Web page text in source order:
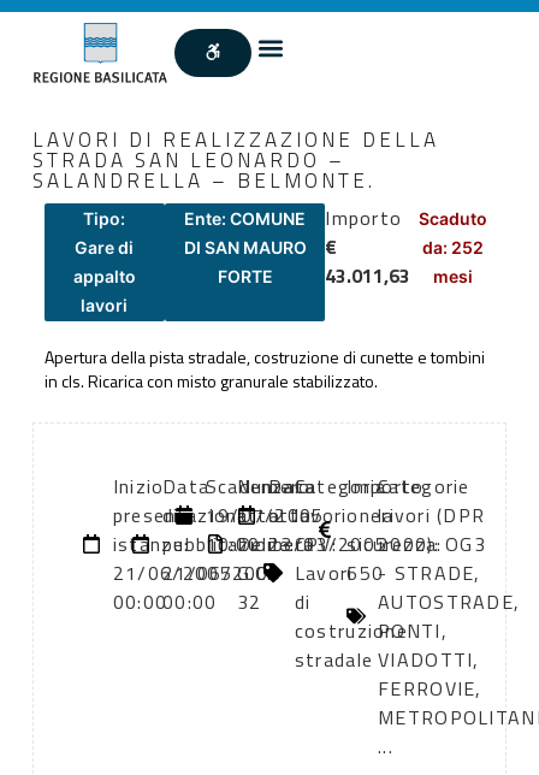
LAVORI DI REALIZZAZIONE DELLA
STRADA SAN LEONARDO –
SALANDRELLA – BELMONTE.
Tipo:
Gare di
appalto
lavori
Ente: COMUNE
DI SAN MAURO
FORTE
Importo
€
43.011,63
Scaduto
da: 252
mesi
Apertura della pista stradale, costruzione di cunette e tombini
in cls. Ricarica con misto granurale stabilizzato.
Inizio
presentazione
istanze:
21/06/2005
00:00
Data
di
pubblicazione:
21/06/2005
00:00
Scadenza:
19/07/2005
10:00
Numero
atto:
Delibera
G.C.
32
Data
atto:
23/03/2005
Categoria
lavori
CPV:
Lavori
di
costruzione
stradale
Importo
oneri
sicurezza:
650
Categorie
lavori (DPR
2000): OG3
- STRADE,
AUTOSTRADE,
PONTI,
VIADOTTI,
FERROVIE,
...